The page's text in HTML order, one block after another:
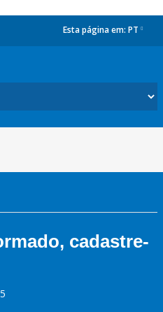
Esta página em: PT
cadastre-